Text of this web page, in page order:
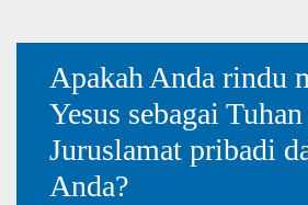
Apakah Anda rindu
Yesus sebagai
Juruslamat pribadi
Anda?